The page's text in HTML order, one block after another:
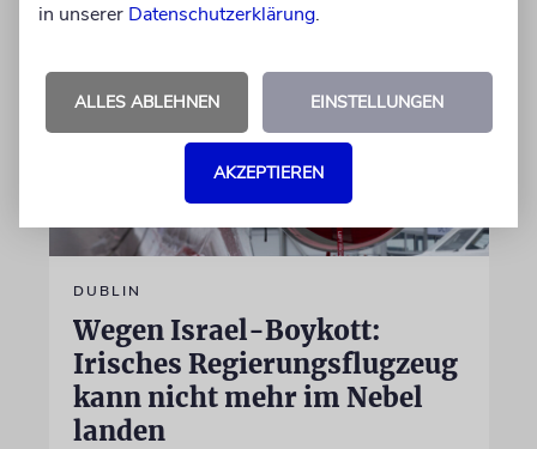
DUBLIN
Wegen Israel-Boykott:
Irisches Regierungsflugzeug
kann nicht mehr im Nebel
landen
in unserer Datenschutzerklärung.
ALLES ABLEHNEN EINSTELLUNGEN
AKZEPTIEREN